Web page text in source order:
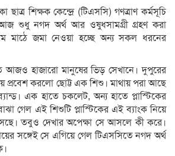
ছাত্র শিক্ষক কেন্দ্রে (টিএসসি) গণত্রাণ কর্মসূচি
শুধু নগদ অর্থ আর ওষুধসামগ্রী গ্রহণ করা
মাঠে জমা নেওয়া হচ্ছে অন্য সকল ধরনের
হাজারো মানুষের ভিড় সেখানে। দুপুরের
প্রবেশ করলো ছোট্ট এক শিশু। মাথায় পরা আছে
এক হাতে চকলেট, অন্য হাতে প্লাস্টিকের
গেল এই শিশুটি প্লাস্টিকের এই ব্যাংক নিয়ে
তবুও দেখার অপেক্ষা সে আসলে কী করে।
সঙ্গেই সে এগিয়ে গেল টিএসসিতে নগদ অর্থ